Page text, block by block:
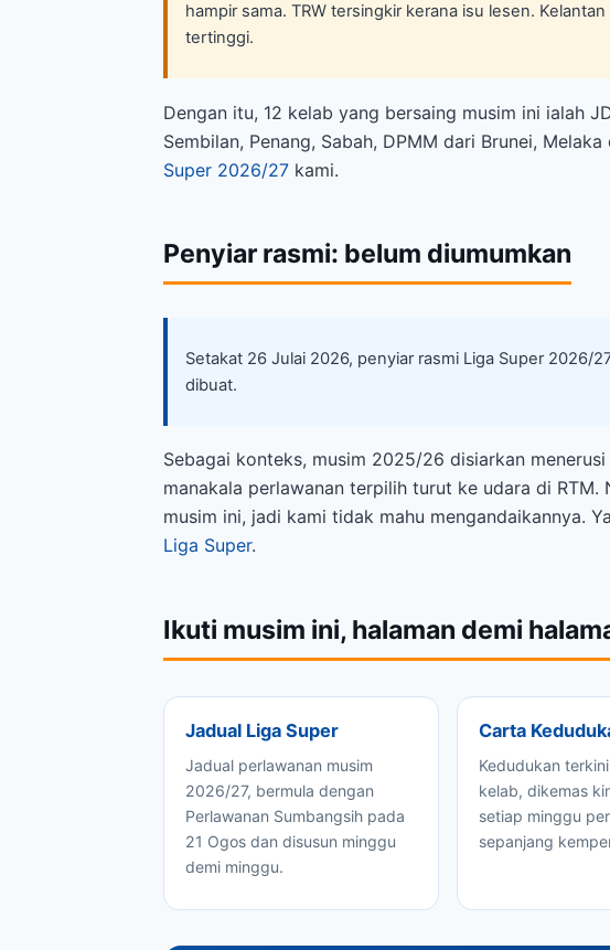
hampir sama. TRW tersingkir kerana isu lesen.
tertinggi.
Dengan itu, 12 kelab yang bersaing musim ini ialah
Sembilan, Penang, Sabah, DPMM dari Brunei,
Super 2026/27 kami.
Penyiar rasmi: belum diumumkan
Setakat 26 Julai 2026, penyiar rasmi Liga Super 2026/
dibuat.
Sebagai konteks, musim 2025/26 disiarkan
manakala perlawanan terpilih turut ke udara di
musim ini, jadi kami tidak mahu mengandaikannya.
Liga Super.
Ikuti musim ini, halaman demi
Jadual Liga Super
Jadual perlawanan musim
2026/27, bermula dengan
Perlawanan Sumbangsih pada
21 Ogos dan disusun minggu
demi minggu.
Carta
Kedudukan
kelab, dikemas
setiap minggu
sepanjang